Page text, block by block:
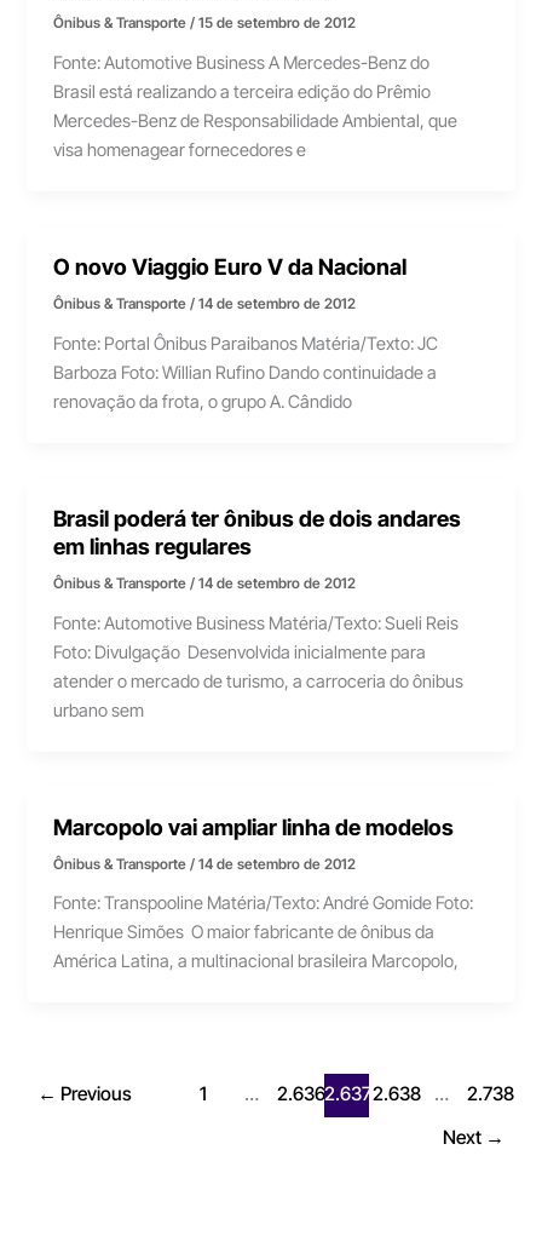
Ônibus & Transporte/15 de setembro de 2012
Fonte: Automotive Business A Mercedes-Benz do
Brasil está realizando a terceira edição do Prêmio
Mercedes-Benz de Responsabilidade Ambiental, que
visa homenagear fornecedores e
O novo Viaggio Euro V da Nacional
Ônibus & Transporte/14 de setembro de 2012
Fonte: Portal Ônibus Paraibanos Matéria/Texto: JC
Barboza Foto: Willian Rufino Dando continuidade a
renovação da frota, o grupo A. Cândido
Brasil poderá ter ônibus de dois andares
em linhas regulares
Ônibus & Transporte/14 de setembro de 2012
Fonte: Automotive Business Matéria/Texto: Sueli Reis
Foto: Divulgação Desenvolvida inicialmente para
atender o mercado de turismo, a carroceria do ônibus
urbano sem
Marcopolo vai ampliar linha de modelos
Ônibus & Transporte/14 de setembro de 2012
Fonte: Transpooline Matéria/Texto: André Gomide Foto:
Henrique Simões O maior fabricante de ônibus da
América Latina, a multinacional brasileira Marcopolo,
← Previous 1 … 2.6362.6372.638 …
2.738
Next →